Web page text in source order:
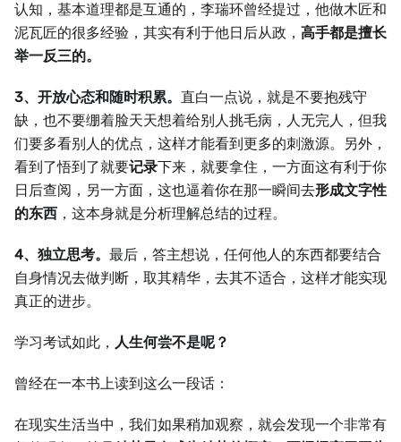
认知，基本道理都是互通的，李瑞环曾经提过，他做木匠和
泥瓦匠的很多经验，其实有利于他日后从政， 高手都是擅长
举一反三的。
3、开放心态和随时积累。 直白一点说，就是不要抱残守
缺，也不要绷着脸天天想着给别人挑毛病，人无完人，但我
们要多看别人的优点，这样才能看到更多的刺激源。另外，
看到了悟到了就要记录下来，就要拿住，一方面这有利于你
日后查阅，另一方面，这也逼着你在那一瞬间去形成文字性
的东西 ，这本身就是分析理解总结的过程。
4、独立思考。 最后，答主想说，任何他人的东西都要结合
自身情况去做判断，取其精华，去其不适合，这样才能实现
真正的进步。
学习考试如此， 人生何尝不是呢？
曾经在一本书上读到这么一段话：
在现实生活当中，我们如果稍加观察，就会发现一个非常有